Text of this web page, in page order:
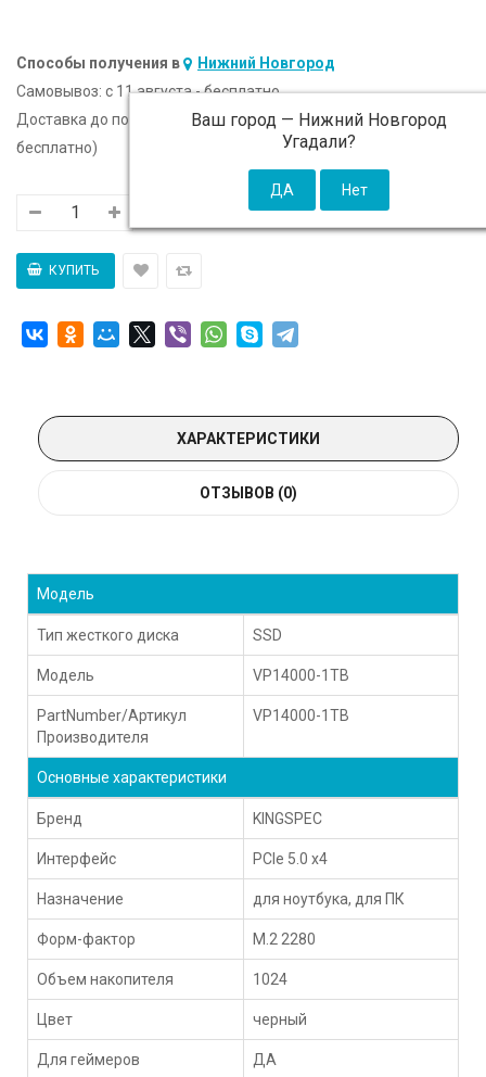
Способы получения в Нижний Новгород
Ваш город — Нижний Новгород
Угадали?
Самовывоз: c 11 августа - бесплатно
Доставка до подъезда:
c 11 августа - 300 ₽ (от 5 000 ₽
бесплатно)
ХАРАКТЕРИСТИКИ
ОТЗЫВОВ (0)
Модель
Тип жесткого диска SSD
Модель VP14000-1TB
PartNumber/Артикул
Производителя
VP14000-1TB
Основные характеристики
Бренд KINGSPEC
Интерфейс PCIe 5.0 x4
Назначение для ноутбука, для ПК
Форм-фактор M.2 2280
Объем накопителя 1024
Цвет черный
Для геймеров ДА